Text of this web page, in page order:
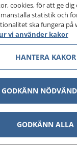
cookies, för att ge
statistik och
ska fungera på
vi använder kakor
HANTERA KAKOR
GODKÄNN
GODKÄNN ALLA